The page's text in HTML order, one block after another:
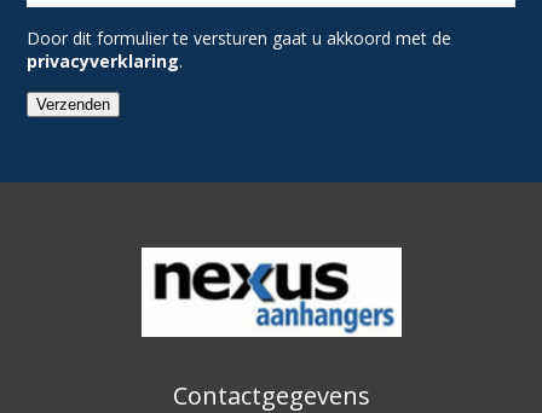
Door dit formulier te versturen gaat u akkoord met de
privacyverklaring.
Verzenden
Contactgegevens